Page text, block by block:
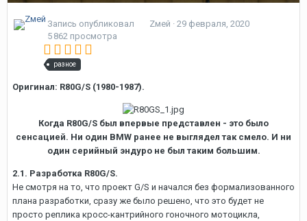
Запись опубликовал Zмей · 29 февраля, 2020
5 862 просмотра
разное
Оригинал: R80G/S (1980-1987).
Когда R80G/S был впервые представлен - это было
сенсацией. Ни один BMW ранее не выглядел так смело. И ни
один серийный эндуро не был таким большим.
2.1. Разработка R80G/S.
Не смотря на то, что проект G/S и начался без формализованного
плана разработки, сразу же было решено, что это будет не
просто реплика кросс-кантрийного гоночного мотоцикла,